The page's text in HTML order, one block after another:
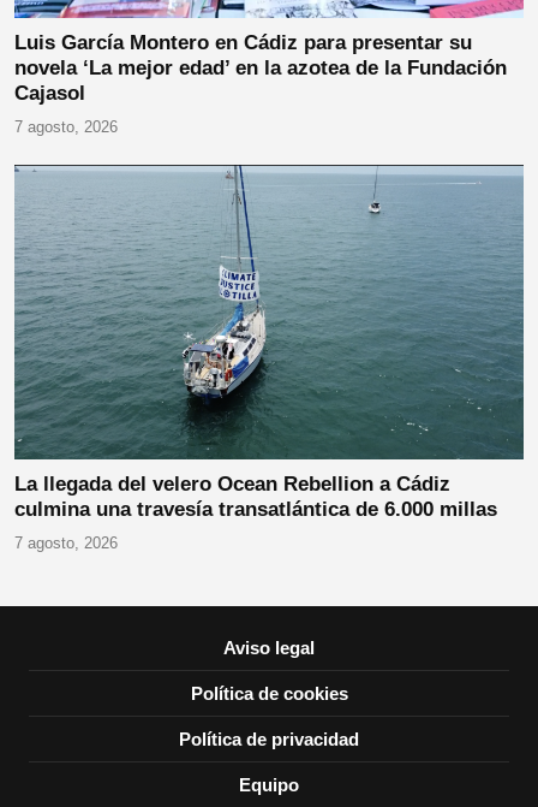
Luis García Montero en Cádiz para presentar su
novela ‘La mejor edad’ en la azotea de la Fundación
Cajasol
7 agosto, 2026
La llegada del velero Ocean Rebellion a Cádiz
culmina una travesía transatlántica de 6.000 millas
7 agosto, 2026
Aviso legal
Política de cookies
Política de privacidad
Equipo